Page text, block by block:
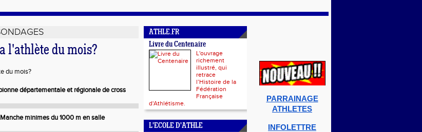
l'athlète du mois?
du mois?
départementale et régionale de cross
minimes du 1000 m en salle
ATHLE.FR
Livre du Centenaire
L'ouvrage
richement
illustré, qui
retrace
l’Histoire de la
Fédération
Française
d'Athlétisme.
L'ECOLE D'ATHLE
PARRAINAGE
ATHLETES
INFOLETTRE